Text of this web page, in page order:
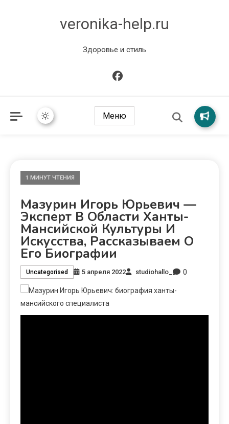
veronika-help.ru
Здоровье и стиль
Меню
1 МИНУТ ЧТЕНИЯ
Мазурин Игорь Юрьевич —
Эксперт В Области Ханты-
Мансийской Культуры И
Искусства, Рассказываем О
Его Биографии
Uncategorised 5 апреля 2022 studiohallo_ 0